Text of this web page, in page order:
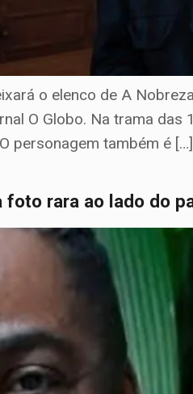
o elenco de A
O Globo. Na trama
personagem também é […]
foto rara ao lado do